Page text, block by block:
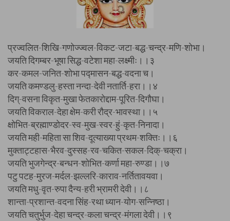
प्रज्वलित-शिखि-गणोज्ज्वल-विकट-जटा-बद्ध-चन्द्र-मणि-शोभा।
जयति दिगम्बर-भूषा सिद्ध-वटेशा महा-लक्ष्मीः।।३
कर-कमल-जनित-शोभा पद्मासन-बद्ध-वदना च।
जयति कमण्डलु-हस्ता नन्दा-देवी नतार्ति-हरा।।४
दिग्-वसना विकृत-मुखा फेतकारोद्दाम-पूरित-दिगौघा।
जयति विकराल-देहा क्षेम-करी रौद्र-भावस्था।।५
क्षोभित-ब्रह्माण्डोदर-स्व-मुख-स्वर-हुं-कृत-निनादा।
जयति मही-महिता सा शिव-दूत्याख्या प्रथम-शक्तिः।।६
मुक्ताट्टहास-भैरव-दुस्सह-रव-चकित-सकल-दिक्-चक्रा।
जयति भुजगेन्द्र-बन्धन-शोभित-कर्णा महा-रुण्डा।।७
पटु पटह-मुरज-मर्दल-झल्लरि-काराव-नर्तितावयवा।
जयति मधु-वृत-रुपा दैन्य-हरी भ्रामरी देवी।।८
शान्ता-प्रशान्त-वदना सिंह-रथा ध्यान-योग-सन्निष्ठा।
जयति चतुर्भुज-देहा चन्द्र-कला चन्द्र-मंगला देवी।।९